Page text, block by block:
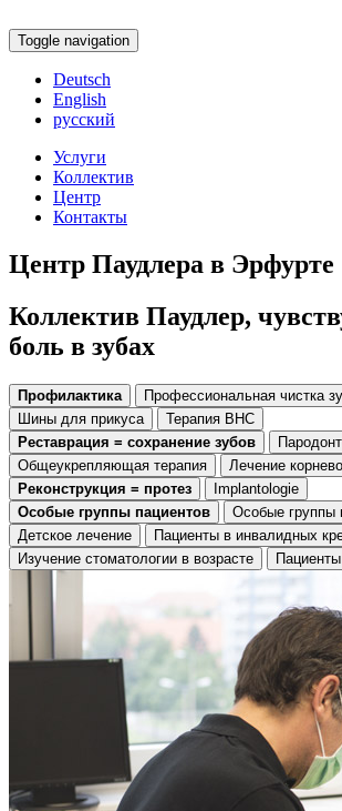
Toggle navigation
Deutsch
English
русский
Услуги
Коллектив
Центр
Контакты
Центр Паудлера в Эрфурте
Коллектив Паудлер,
боль в зубах
Профилактика
Профессиональная чистка
Шины для прикуса
Терапия ВНС
Реставрация = сохранение зубов
Общеукрепляющая терапия
Лечение
Реконструкция = протез
Implantologie
Особые группы пациентов
Особые группы
Детское лечение
Пациенты в инвалидных
Изучение стоматологии в возрасте